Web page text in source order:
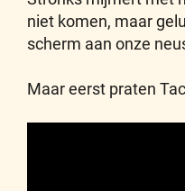
niet komen, maar
scherm aan onze
Maar eerst praten